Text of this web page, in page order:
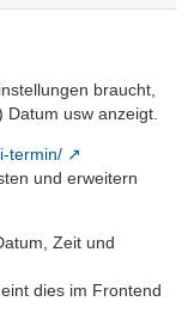
braucht,
usw anzeigt.
termin/
und erweitern
Zeit und
dies im Frontend